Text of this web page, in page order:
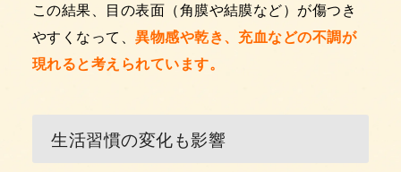
この結果、目の表面（角膜や結膜など）が傷つき
やすくなって、異物感や乾き、充血などの不調が
現れると考えられています。
生活習慣の変化も影響